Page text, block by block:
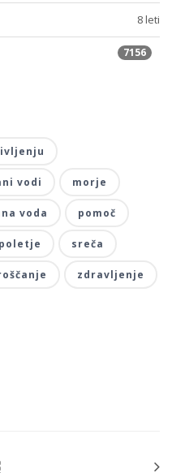
8 leti
7156
vodi morje
voda pomoč
poletje sreča
zdravljenje